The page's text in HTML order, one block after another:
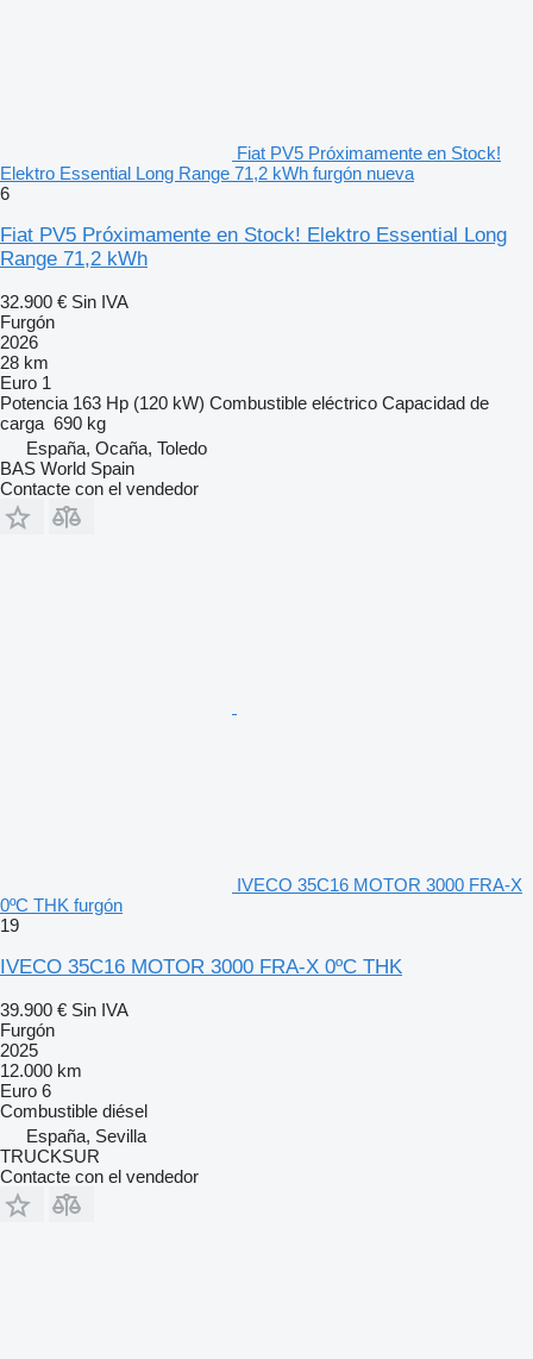
Fiat PV5 Próximamente en Stock!
Elektro Essential Long Range 71,2 kWh furgón nueva
6
Fiat PV5 Próximamente en Stock! Elektro Essential Long
Range 71,2 kWh
32.900 € Sin IVA
Furgón
2026
28 km
Euro 1
Potencia 163 Hp (120 kW) Combustible eléctrico Capacidad de
carga 690 kg
España, Ocaña, Toledo
BAS World Spain
Contacte con el vendedor
IVECO 35C16 MOTOR 3000 FRA-X
0ºC THK furgón
19
IVECO 35C16 MOTOR 3000 FRA-X 0ºC THK
39.900 € Sin IVA
Furgón
2025
12.000 km
Euro 6
Combustible diésel
España, Sevilla
TRUCKSUR
Contacte con el vendedor